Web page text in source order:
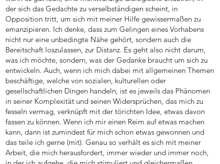
der sich das Gedachte zu verselbständigen scheint, in
Opposition tritt, um sich mit meiner Hilfe gewissermaßen zu
emanzipieren. Ich denke, dass zum Gelingen eines Vorhabens
nicht nur eine unbedingte Nähe gehört, sondern auch die
Bereitschaft loszulassen, zur Distanz. Es geht also nicht darum,
was ich möchte, sondern, was der Gedanke braucht um sich zu
entwickeln. Auch, wenn ich mich dabei mit allgemeinen Themen
beschäftige, welche von sozialen, kulturellen oder
gesellschaftlichen Dingen handeln, ist es jeweils das Phänomen
in seiner Komplexität und seinen Widersprüchen, das mich zu
fesseln vermag, verknüpft mit der törichten Idee, etwas davon
fassen zu können. Wenn ich mir einen Reim auf etwas machen
kann, dann ist zumindest für mich schon etwas gewonnen und
das teile ich gerne (mit). Genau so verhält es sich mit meiner
Arbeit, die mich herausfordert, immer wieder und immer noch,